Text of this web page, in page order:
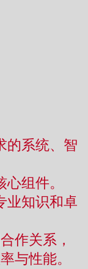
的系统、智
组件。
业知识和卓
作关系，
与性能。